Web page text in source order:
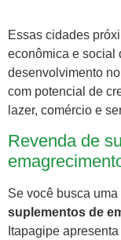
Essas cidades
econômica e social
desenvolvimento
com potencial de
lazer, comércio e
Revenda de
Se você busca
suplementos de
Itapagipe